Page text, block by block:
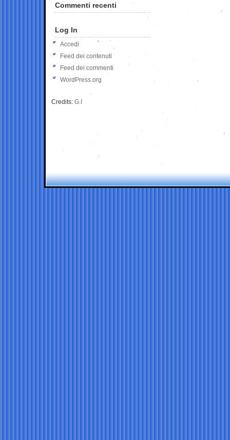
Commenti recenti
Log In
Accedi
Feed dei contenuti
Feed dei commenti
WordPress.org
Credits: G.I